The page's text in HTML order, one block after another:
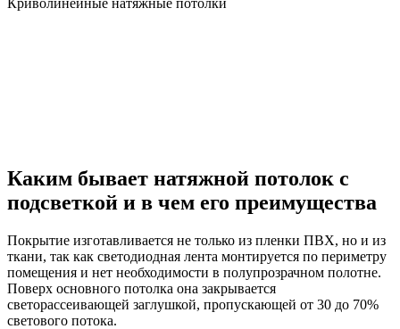
Каким бывает натяжной потолок с
подсветкой и в чем его преимущества
Покрытие изготавливается не только из пленки ПВХ, но и из
ткани, так как светодиодная лента монтируется по периметру
помещения и нет необходимости в полупрозрачном полотне.
Поверх основного потолка она закрывается
светорассеивающей заглушкой, пропускающей от 30 до 70%
светового потока.